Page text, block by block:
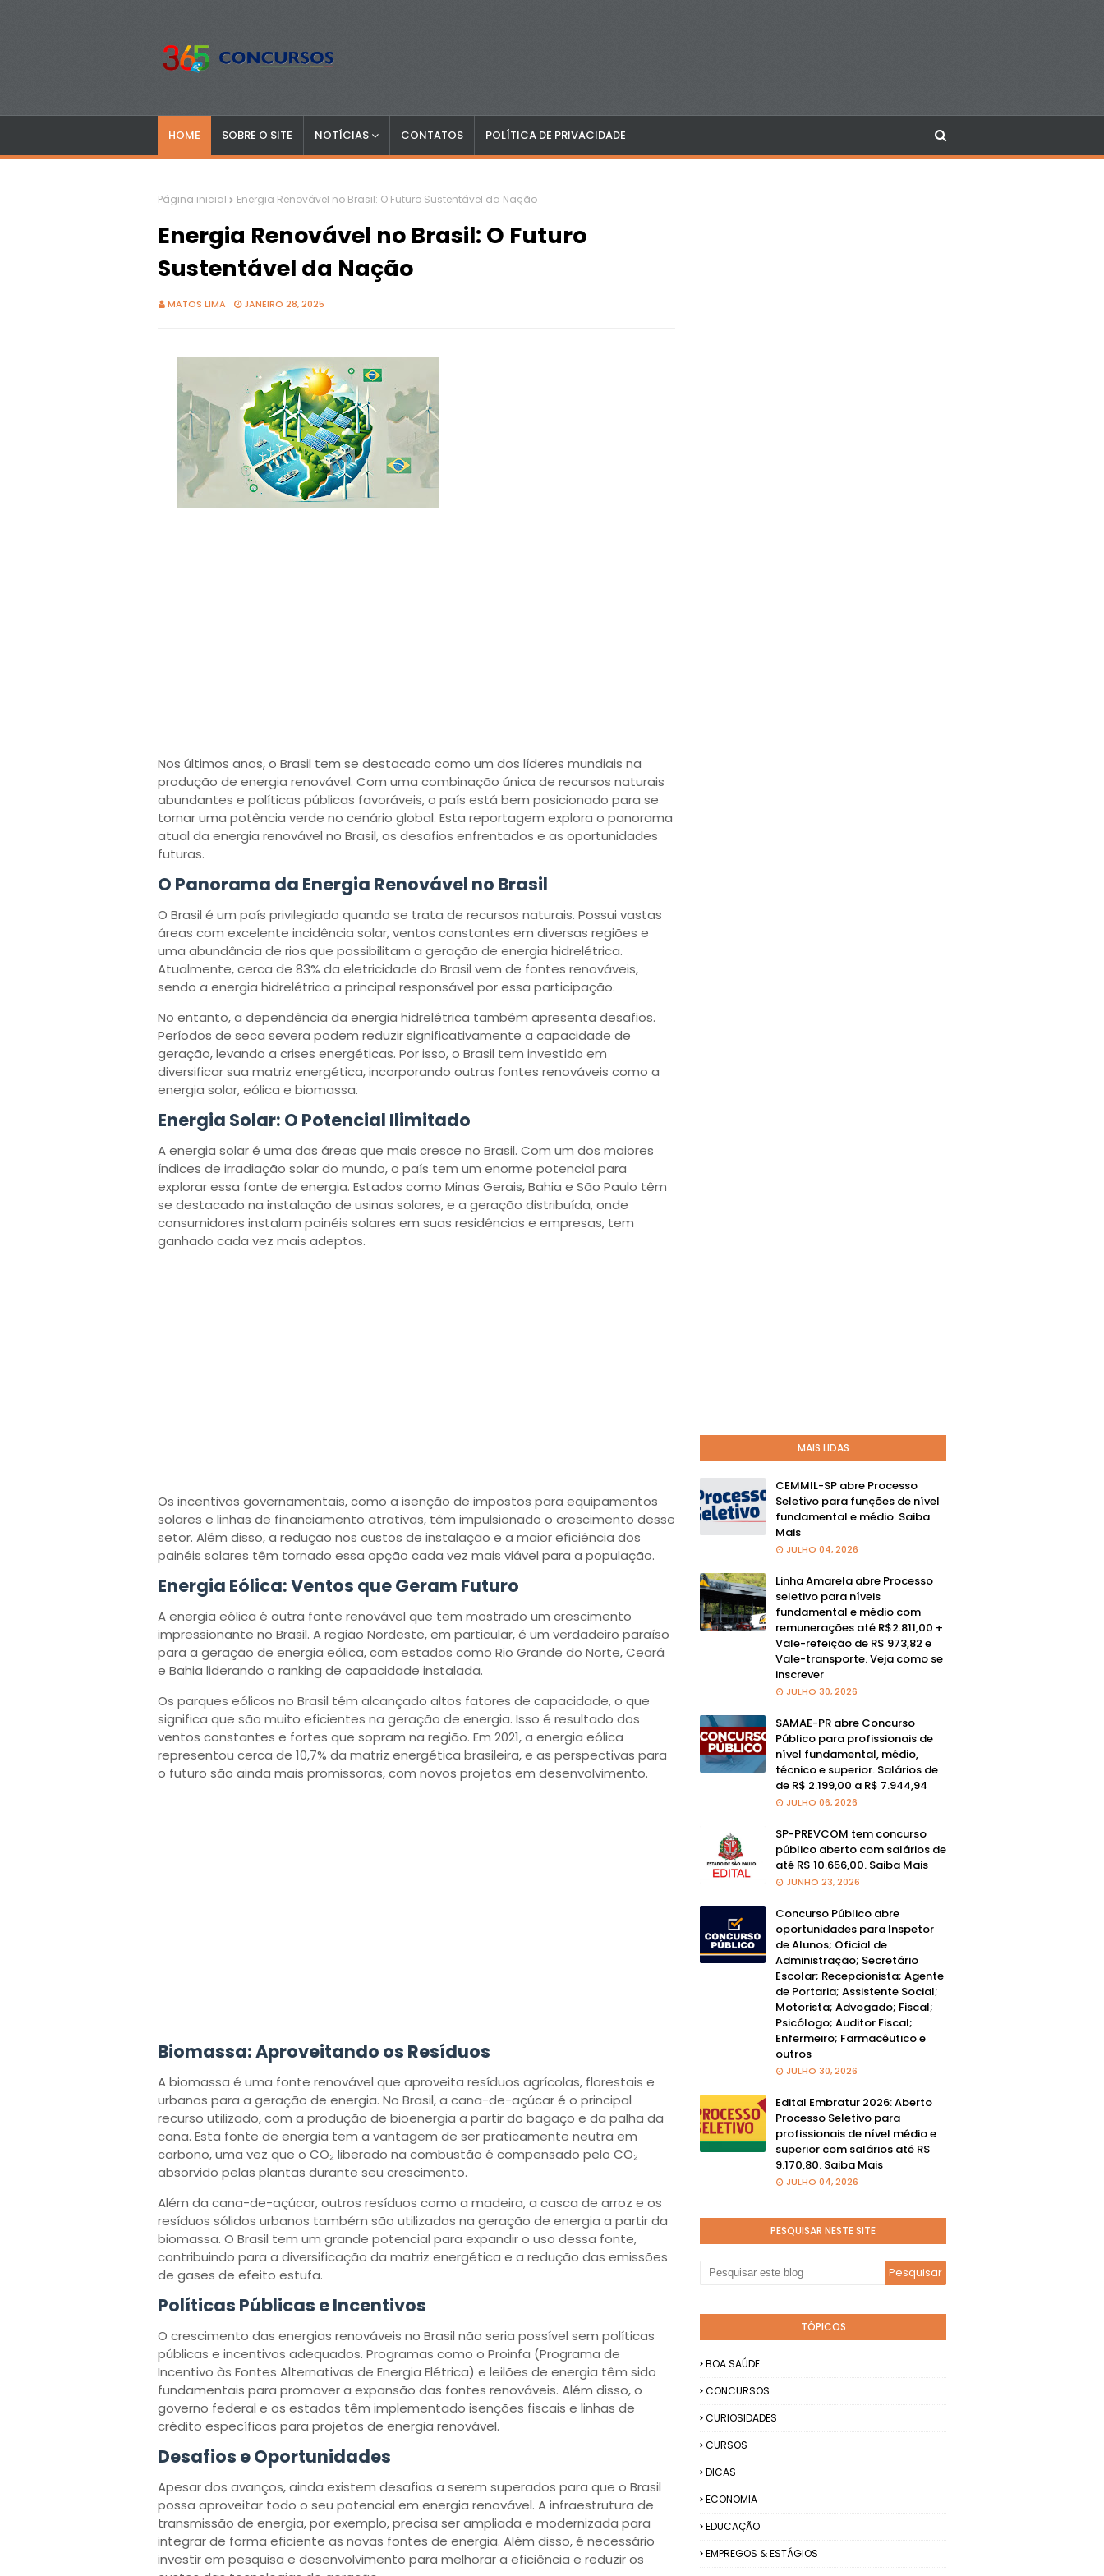
HOME SOBRE O SITE NOTÍCIAS CONTATOS POLÍTICA DE PRIVACIDADE
Página inicial Energia Renovável no Brasil: O Futuro Sustentável da Nação
Energia Renovável no Brasil: O Futuro
Sustentável da Nação
MATOS LIMA JANEIRO 28, 2025
Nos últimos anos, o Brasil tem se destacado como um dos líderes mundiais na
produção de energia renovável. Com uma combinação única de recursos naturais
abundantes e políticas públicas favoráveis, o país está bem posicionado para se
tornar uma potência verde no cenário global. Esta reportagem explora o panorama
atual da energia renovável no Brasil, os desafios enfrentados e as oportunidades
futuras.
O Panorama da Energia Renovável no Brasil
O Brasil é um país privilegiado quando se trata de recursos naturais. Possui vastas
áreas com excelente incidência solar, ventos constantes em diversas regiões e
uma abundância de rios que possibilitam a geração de energia hidrelétrica.
Atualmente, cerca de 83% da eletricidade do Brasil vem de fontes renováveis,
sendo a energia hidrelétrica a principal responsável por essa participação.
No entanto, a dependência da energia hidrelétrica também apresenta desafios.
Períodos de seca severa podem reduzir significativamente a capacidade de
geração, levando a crises energéticas. Por isso, o Brasil tem investido em
diversificar sua matriz energética, incorporando outras fontes renováveis como a
energia solar, eólica e biomassa.
Energia Solar: O Potencial Ilimitado
A energia solar é uma das áreas que mais cresce no Brasil. Com um dos maiores
índices de irradiação solar do mundo, o país tem um enorme potencial para
explorar essa fonte de energia. Estados como Minas Gerais, Bahia e São Paulo têm
se destacado na instalação de usinas solares, e a geração distribuída, onde
consumidores instalam painéis solares em suas residências e empresas, tem
ganhado cada vez mais adeptos.
Os incentivos governamentais, como a isenção de impostos para equipamentos
solares e linhas de financiamento atrativas, têm impulsionado o crescimento desse
setor. Além disso, a redução nos custos de instalação e a maior eficiência dos
painéis solares têm tornado essa opção cada vez mais viável para a população.
Energia Eólica: Ventos que Geram Futuro
A energia eólica é outra fonte renovável que tem mostrado um crescimento
impressionante no Brasil. A região Nordeste, em particular, é um verdadeiro paraíso
para a geração de energia eólica, com estados como Rio Grande do Norte, Ceará
e Bahia liderando o ranking de capacidade instalada.
Os parques eólicos no Brasil têm alcançado altos fatores de capacidade, o que
significa que são muito eficientes na geração de energia. Isso é resultado dos
ventos constantes e fortes que sopram na região. Em 2021, a energia eólica
representou cerca de 10,7% da matriz energética brasileira, e as perspectivas para
o futuro são ainda mais promissoras, com novos projetos em desenvolvimento.
Biomassa: Aproveitando os Resíduos
A biomassa é uma fonte renovável que aproveita resíduos agrícolas, florestais e
urbanos para a geração de energia. No Brasil, a cana-de-açúcar é o principal
recurso utilizado, com a produção de bioenergia a partir do bagaço e da palha da
cana. Esta fonte de energia tem a vantagem de ser praticamente neutra em
carbono, uma vez que o CO₂ liberado na combustão é compensado pelo CO₂
absorvido pelas plantas durante seu crescimento.
Além da cana-de-açúcar, outros resíduos como a madeira, a casca de arroz e os
resíduos sólidos urbanos também são utilizados na geração de energia a partir da
biomassa. O Brasil tem um grande potencial para expandir o uso dessa fonte,
contribuindo para a diversificação da matriz energética e a redução das emissões
de gases de efeito estufa.
Políticas Públicas e Incentivos
O crescimento das energias renováveis no Brasil não seria possível sem políticas
públicas e incentivos adequados. Programas como o Proinfa (Programa de
Incentivo às Fontes Alternativas de Energia Elétrica) e leilões de energia têm sido
fundamentais para promover a expansão das fontes renováveis. Além disso, o
governo federal e os estados têm implementado isenções fiscais e linhas de
crédito específicas para projetos de energia renovável.
Desafios e Oportunidades
Apesar dos avanços, ainda existem desafios a serem superados para que o Brasil
possa aproveitar todo o seu potencial em energia renovável. A infraestrutura de
transmissão de energia, por exemplo, precisa ser ampliada e modernizada para
integrar de forma eficiente as novas fontes de energia. Além disso, é necessário
investir em pesquisa e desenvolvimento para melhorar a eficiência e reduzir os
MAIS LIDAS
CEMMIL-SP abre Processo
Seletivo para funções de nível
fundamental e médio. Saiba
Mais
JULHO 04, 2026
Linha Amarela abre Processo
seletivo para níveis
fundamental e médio com
remunerações até R$2.811,00 +
Vale-refeição de R$ 973,82 e
Vale-transporte. Veja como se
inscrever
JULHO 30, 2026
SAMAE-PR abre Concurso
Público para profissionais de
nível fundamental, médio,
técnico e superior. Salários de
de R$ 2.199,00 a R$ 7.944,94
JULHO 06, 2026
SP-PREVCOM tem concurso
público aberto com salários de
até R$ 10.656,00. Saiba Mais
JUNHO 23, 2026
Concurso Público abre
oportunidades para Inspetor
de Alunos; Oficial de
Administração; Secretário
Escolar; Recepcionista; Agente
de Portaria; Assistente Social;
Motorista; Advogado; Fiscal;
Psicólogo; Auditor Fiscal;
Enfermeiro; Farmacêutico e
outros
JULHO 30, 2026
Edital Embratur 2026: Aberto
Processo Seletivo para
profissionais de nível médio e
superior com salários até R$
9.170,80. Saiba Mais
JULHO 04, 2026
PESQUISAR NESTE SITE
TÓPICOS
BOA SAÚDE
CONCURSOS
CURIOSIDADES
CURSOS
DICAS
ECONOMIA
EDUCAÇÃO
EMPREGOS & ESTÁGIOS